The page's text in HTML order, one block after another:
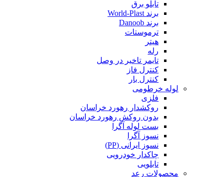
تابلو برق
برند World-Plast
برند Danoob
ترموستات
هیتر
رله
تایمر تاخیر در وصل
کنترل فاز
کنترل بار
لوله خرطومی
فلزی
روکشدار رهورد خراسان
بدون روکش رهورد خراسان
بست لوله آگرا
نسوز آگرا
نسوز ایرانی (PP)
چاکدار خودرویی
تابلویی
محصولات رعد